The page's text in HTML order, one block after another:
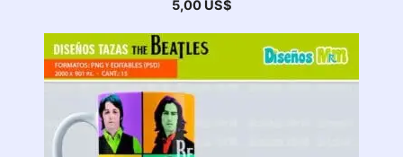
5,00 US$